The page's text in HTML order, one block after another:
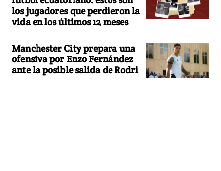
los jugadores que perdieron la
vida en los últimos 12 meses
Manchester City prepara una
ofensiva por Enzo Fernández
ante la posible salida de Rodri